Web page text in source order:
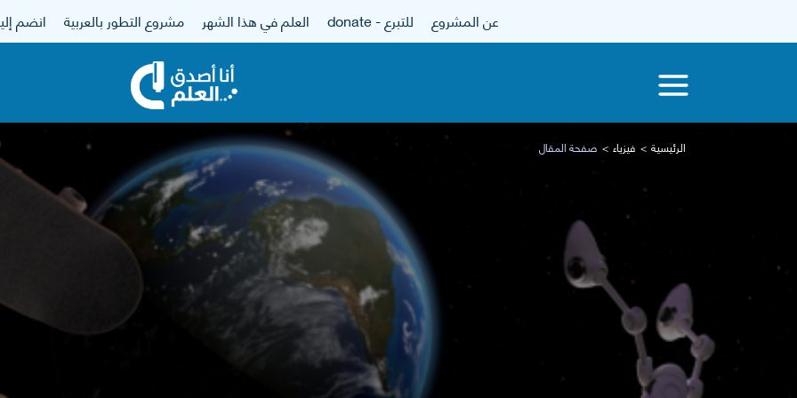
عن المشروع للتبرع - donate العلم في هذا الشهر مشروع التطور بالعربية انضم
الرئيسية فيزياء صفحة المقال